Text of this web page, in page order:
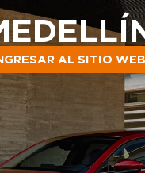
AL SITIO WEB